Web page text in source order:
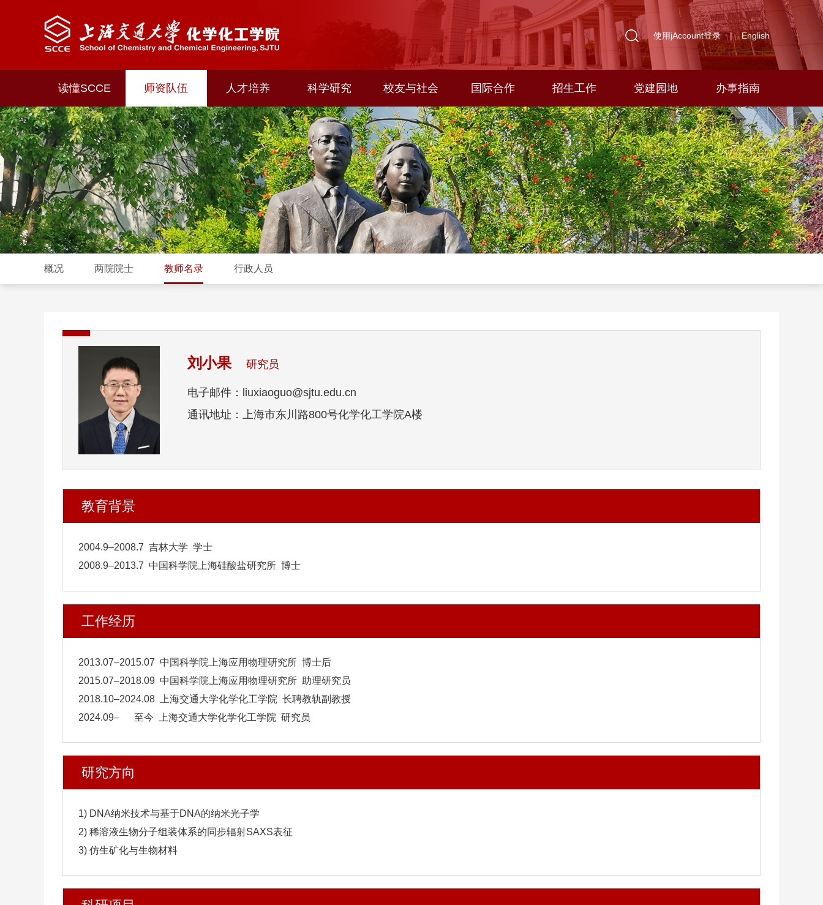
使用jAccount登录 | English
读懂SCCE 师资队伍 人才培养 科学研究 校友与社会 国际合作 招生工作 党建园地 办事指南
概况 两院院士 教师名录 行政人员
刘小果 研究员
电子邮件：liuxiaoguo@sjtu.edu.cn
通讯地址：上海市东川路800号化学化工学院A楼
教育背景
2004.9–2008.7 吉林大学 学士
2008.9–2013.7 中国科学院上海硅酸盐研究所 博士
工作经历
2013.07–2015.07 中国科学院上海应用物理研究所 博士后
2015.07–2018.09 中国科学院上海应用物理研究所 助理研究员
2018.10–2024.08 上海交通大学化学化工学院 长聘教轨副教授
2024.09– 至今 上海交通大学化学化工学院 研究员
研究方向
1) DNA纳米技术与基于DNA的纳米光子学
2) 稀溶液生物分子组装体系的同步辐射SAXS表征
3) 仿生矿化与生物材料